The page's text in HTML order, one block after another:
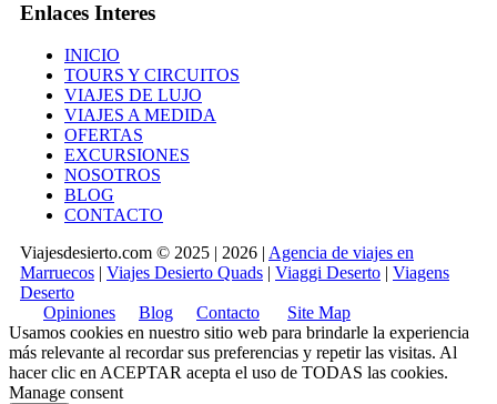
Enlaces Interes
INICIO
TOURS Y CIRCUITOS
VIAJES DE LUJO
VIAJES A MEDIDA
OFERTAS
EXCURSIONES
NOSOTROS
BLOG
CONTACTO
Viajesdesierto.com © 2025 | 2026 | Agencia de viajes en
Marruecos | Viajes Desierto Quads | Viaggi Deserto | Viagens
Deserto
Opiniones
Blog Contacto
Site Map
Usamos cookies en nuestro sitio web para brindarle la experiencia
más relevante al recordar sus preferencias y repetir las visitas. Al
hacer clic en ACEPTAR acepta el uso de TODAS las cookies.
Manage consent